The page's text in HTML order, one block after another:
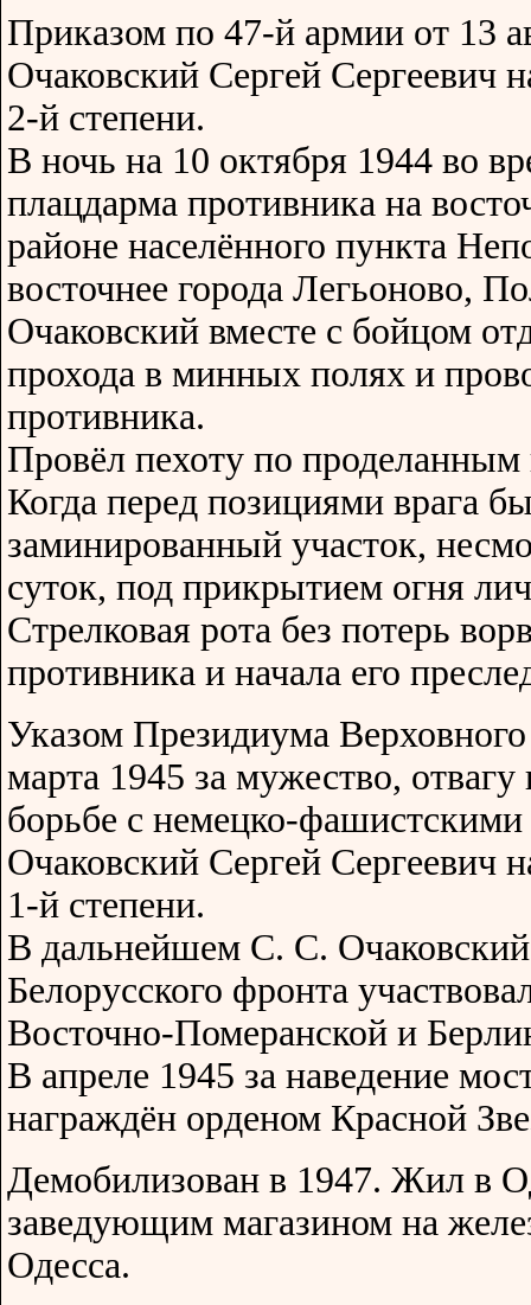
Приказом по 47-й армии от 13
Очаковский Сергей Сергеевич
2-й степени.
В ночь на 10 октября 1944 во
плацдарма противника на
районе населённого пункта
восточнее города Легьоново,
Очаковский вместе с бойцом
прохода в минных полях и
противника.
Провёл пехоту по проделанным
Когда перед позициями врага
заминированный участок,
суток, под прикрытием огня
Стрелковая рота без потерь
противника и начала его
Указом Президиума
марта 1945 за мужество,
борьбе с немецко-фашистскими
Очаковский Сергей Сергеевич
1-й степени.
В дальнейшем С. С. Очаковский
Белорусского фронта
Восточно-Померанской и
В апреле 1945 за наведение
награждён орденом Красной
Демобилизован в 1947. Жил в
заведующим магазином на
Одесса.